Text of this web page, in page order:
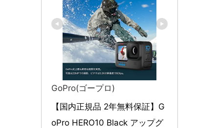
GoPro(ゴープロ)
【国内正規品 2年無料保証】G
oPro HERO10 Black アップグ